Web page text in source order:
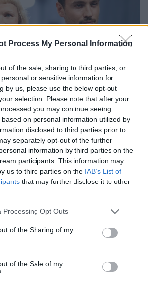
Process My Personal Information
of the sale, sharing to third parties, or
or sensitive information for
by us, please use the below opt-out
selection. Please note that after your
you may continue seeing
on personal information utilized by
disclosed to third parties prior to
separately opt-out of the further
information by third parties on the
participants. This information may
us to third parties on the IAB’s List of
that may further disclose it to other
website/app uses one or more Google
or usage behaviour. You may click to
to Google and its third-party tags to
specified purposes in below Google
Processing Opt Outs
of the Sharing of my
of the Sale of my
brutálisan rövid
a Met-gálára, és nem is
sármos fiatal férfi mellette
+ 2
el az internet
az X-et el is lepték a csodálkozó